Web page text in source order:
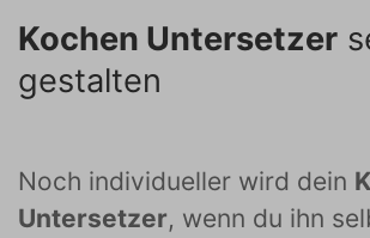
Kochen Untersetzer
gestalten
Noch individueller wird dein
Untersetzer, wenn du ihn